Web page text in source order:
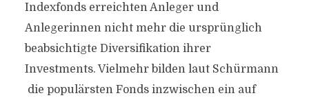
Indexfonds erreichten Anleger und
Anlegerinnen nicht mehr die ursprünglich
beabsichtigte Diversifikation ihrer
Investments. Vielmehr bilden laut Schürmann
die populärsten Fonds inzwischen ein auf